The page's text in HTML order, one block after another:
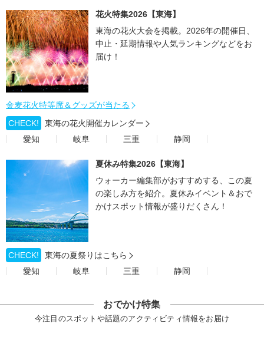
花火特集2026【東海】
東海の花火大会を掲載。2026年の開催日、
中止・延期情報や人気ランキングなどをお
届け！
金麦花火特等席＆グッズが当たる
CHECK!
東海の花火開催カレンダー
愛知
岐阜 三重 静岡
夏休み特集2026【東海】
ウォーカー編集部がおすすめする、この夏
の楽しみ方を紹介。夏休みイベント＆おで
かけスポット情報が盛りだくさん！
CHECK!
東海の夏祭りはこちら
愛知
岐阜 三重 静岡
おでかけ特集
今注目のスポットや話題のアクティビティ情報をお届け